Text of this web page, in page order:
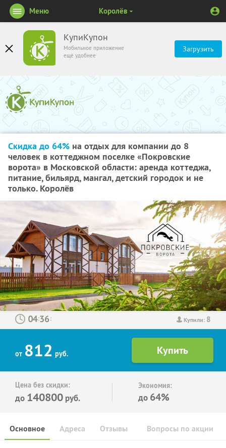
КупиКупон
Мобильное приложение
ещё удобнее
Загрузить
Меню Королёв
Скидка до 64% на отдых для компании до 8
человек в коттеджном поселке «Покровские
ворота» в Московской области: аренда коттеджа,
питание, бильярд, мангал, детский городок и не
только. Королёв
Купили: 8
: :
от 812 руб.
Цена без скидки:
до 140800 руб.
Экономия:
до 64%
Основное Отзывы Вопросы по акции
Адреса